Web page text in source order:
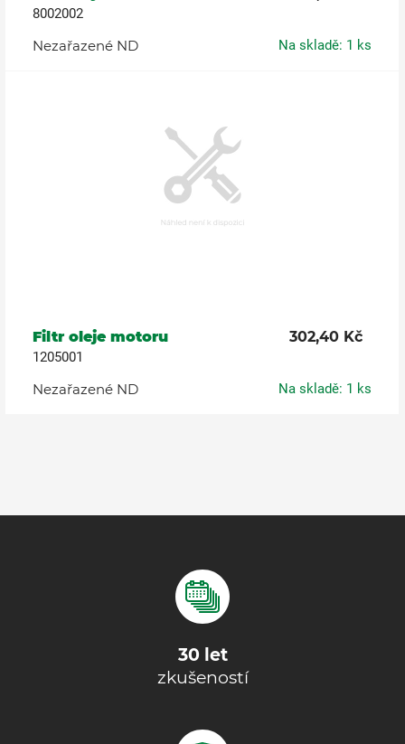
8002002
Nezařazené ND Na skladě: 1 ks
Filtr oleje motoru 302,40 Kč
1205001
Nezařazené ND Na skladě: 1 ks
30 let
zkušeností